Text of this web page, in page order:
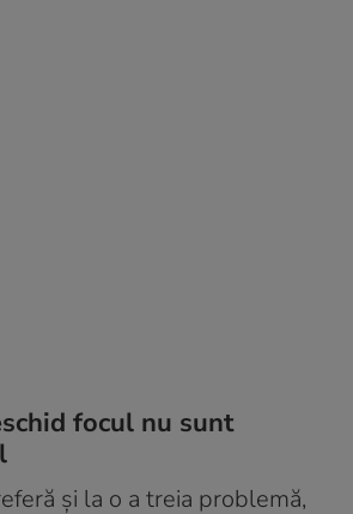
focul nu sunt
și la o a treia problemă,